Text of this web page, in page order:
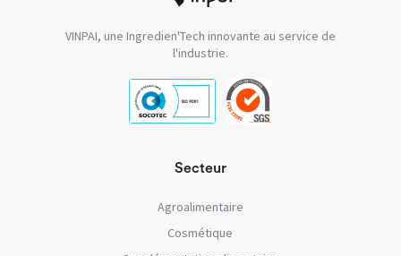
VINPAI, une Ingredien'Tech innovante au service de
l'industrie.
Secteur
Agroalimentaire
Cosmétique